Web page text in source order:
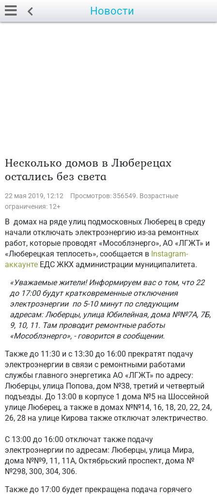
Новости
Несколько домов в Люберецах
остались без света
22 мая 2019, 12:12
Просмотров: 356549. Возрастные
ограничения: 12+
В домах на ряде улиц подмосковных Люберец в среду
начали отключать электроэнергию из-за ремонтных
работ, которые проводят «Мособлэнерго», АО «ЛГЖТ» и
«Люберецкая теплосеть», сообщается в Instagram-
аккаунте ЕДС ЖКХ администрации муниципалитета.
«Уважаемые жители! Информируем вас о том, что 22
до 17:00 будут кратковременные отключения
электроэнергии по 5-10 минут по следующим
адресам: Люберцы, улица Юбилейная, дома №№7А, 7Б,
9, 10, 11. Там проводит ремонтные работы
«Мособлэнерго», - говорится в сообщении.
Также до 11:30 и с 13:30 до 16:00 прекратят подачу
электроэнергии в связи с ремонтными работами
службы главного энергетика АО «ЛГЖТ» по адресу:
Люберцы, улица Попова, дом №38, третий и четвертый
подъезды. До 13:00 в корпусе 1 дома №5 на Шоссейной
улице Люберец, а также в домах №№14, 16, 18, 20, 22, 24,
26, 28 на улице Кирова также отключат электричество.
С 13:00 до 16:00 отключат также подачу
электроэнергии по адресам: Люберцы, улица Мира,
дома №№9, 11, 11А, Октябрьский проспект, дома №
№298, 300, 304, 306.
Также до 17:00 будет прекращена подача горячего